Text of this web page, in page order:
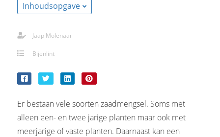
Inhoudsopgave
Jaap Molenaar
Bijenlint
Er bestaan vele soorten zaadmengsel. Soms met
alleen een- en twee jarige planten maar ook met
meerjarige of vaste planten. Daarnaast kan een